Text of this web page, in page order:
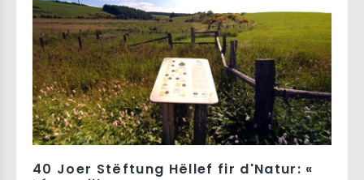
40 Joer Stëftung Hëllef fir d'Natur: «